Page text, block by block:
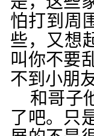
怕打到周
些，又想
叫你不要
不到小朋
和哥子
了吧。只